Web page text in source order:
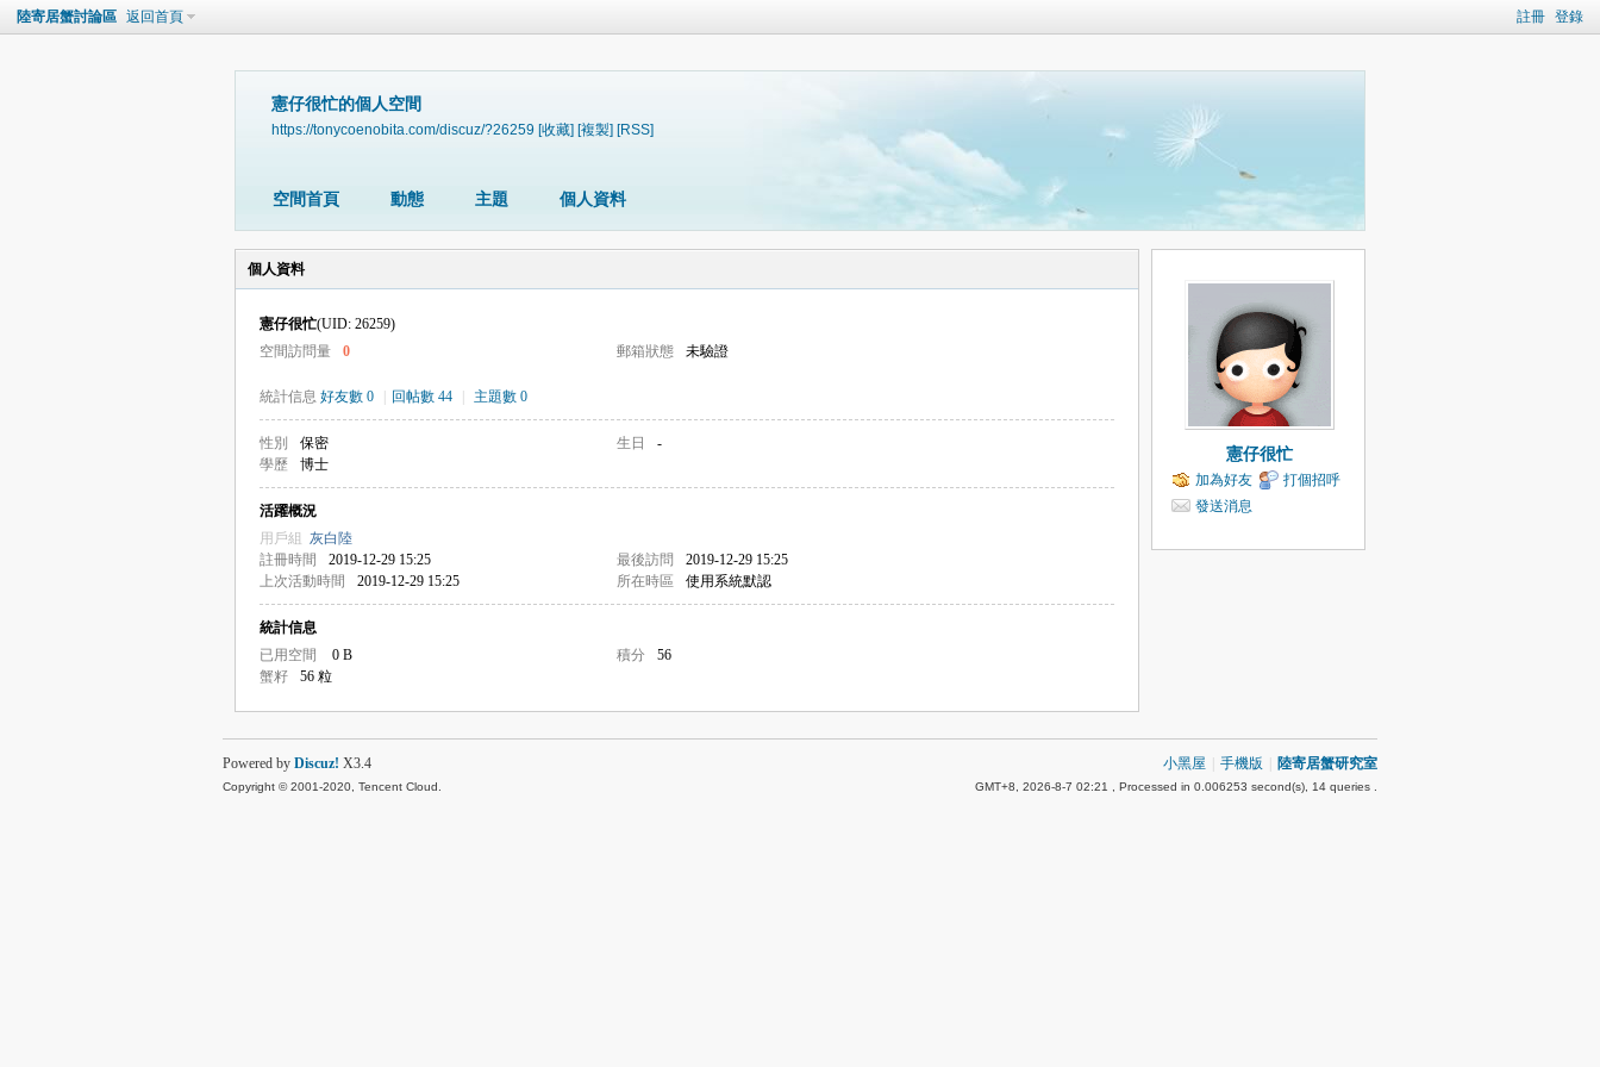
註冊 登錄
陸寄居蟹討論區 返回首頁
憲仔很忙的個人空間
https://tonycoenobita.com/discuz/?26259 [收藏] [複製] [RSS]
空間首頁 動態 主題 個人資料
個人資料
憲仔很忙(UID: 26259)
空間訪問量
0 郵箱狀態 未驗證
統計信息 好友數 0 回帖數 44 主題數 0
性別 保密 生日
-
學歷
博士
活躍概況
用戶組 灰白陸
註冊時間
2019-12-29 15:25 最後訪問
2019-12-29 15:25
上次活動時間
2019-12-29 15:25 所在時區 使用系統默認
統計信息
已用空間
0 B 積分
56
蟹籽
56 粒
憲仔很忙
加為好友
打個招呼
發送消息
小黑屋 手機版 陸寄居蟹研究室
GMT+8, 2026-8-7 02:21 , Processed in 0.006253 second(s), 14 queries .
Powered by Discuz! X3.4
Copyright © 2001-2020, Tencent Cloud.